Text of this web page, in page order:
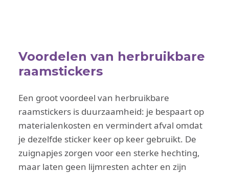
Voordelen van herbruikbare
raamstickers
Een groot voordeel van herbruikbare
raamstickers is duurzaamheid: je bespaart op
materialenkosten en vermindert afval omdat
je dezelfde sticker keer op keer gebruikt. De
zuignapjes zorgen voor een sterke hechting,
maar laten geen lijmresten achter en zijn